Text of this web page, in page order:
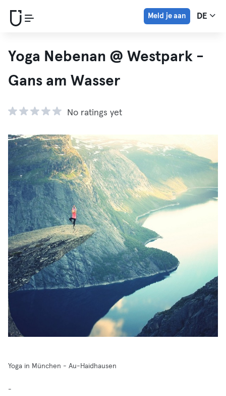
Meld je aan DE
Yoga Nebenan @ Westpark -
Gans am Wasser
No ratings yet
Yoga in München - Au-Haidhausen
-